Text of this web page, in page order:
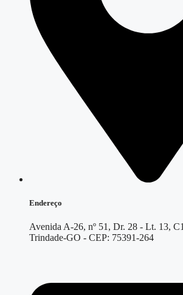
Endereço
Avenida A-26, nº 51, Dr. 28 - Lt. 13,
Trindade-GO - CEP: 75391-264